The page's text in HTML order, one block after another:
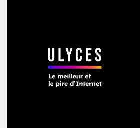
Même si ses découvertes l’ont
Prakash se défend d’avoir choisi
l’argent. «Ce qui m’intéresse, ce